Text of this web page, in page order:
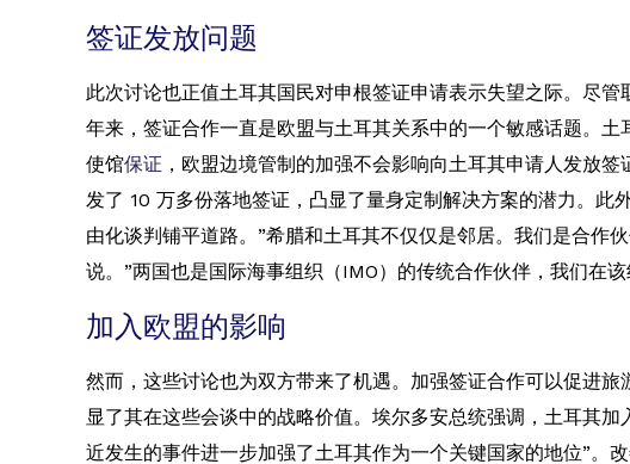
签证发放问题
此次讨论也正值土耳其国民对申根签证申请表示失望之际。尽
年来，签证合作一直是欧盟与土耳其关系中的一个敏感话题。
使馆保证 ，欧盟边境管制的加强不会影响向土耳其申请人发放
发了 10 万多份落地签证，凸显了量身定制解决方案的潜力。
由化谈判铺平道路。”希腊和土耳其不仅仅是邻居。我们是合作
说。”两国也是国际海事组织（IMO）的传统合作伙伴，我们在
加入欧盟的影响
然而，这些讨论也为双方带来了机遇。加强签证合作可以促进
显了其在这些会谈中的战略价值。埃尔多安总统强调，土耳其
近发生的事件进一步加强了土耳其作为一个关键国家的地位”。